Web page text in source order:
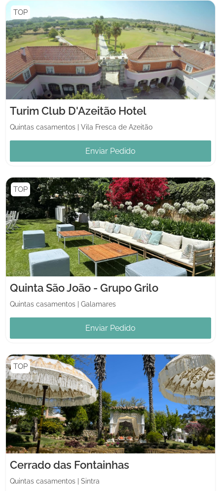
TOP
Turim Club D'Azeitão Hotel
Quintas casamentos Vila Fresca de Azeitão
Enviar Pedido
TOP
Quinta São João - Grupo Grilo
Quintas casamentos Galamares
Enviar Pedido
TOP
Cerrado das Fontainhas
Quintas casamentos Sintra